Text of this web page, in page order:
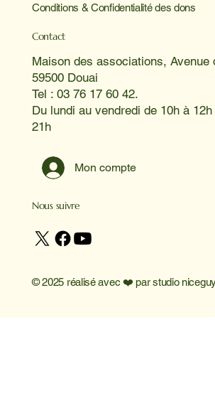
Conditions & Confidentialité des dons
Contact
Maison des associations, Avenue
59500 Douai
Tel : 03 76 17 60 42.
Du lundi au vendredi de 10h à
21h
Mon compte
Nous suivre
© 2025 réalisé avec ❤️ parstudio